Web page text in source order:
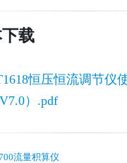
载
恒压恒流调节仪
V7.0）.pdf
流量积算仪